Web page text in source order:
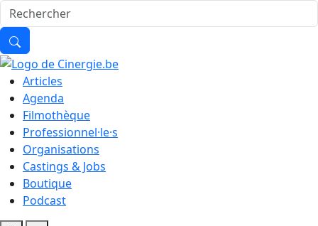
Articles
Agenda
Filmothèque
Professionnel·le·s
Organisations
Castings & Jobs
Boutique
Podcast